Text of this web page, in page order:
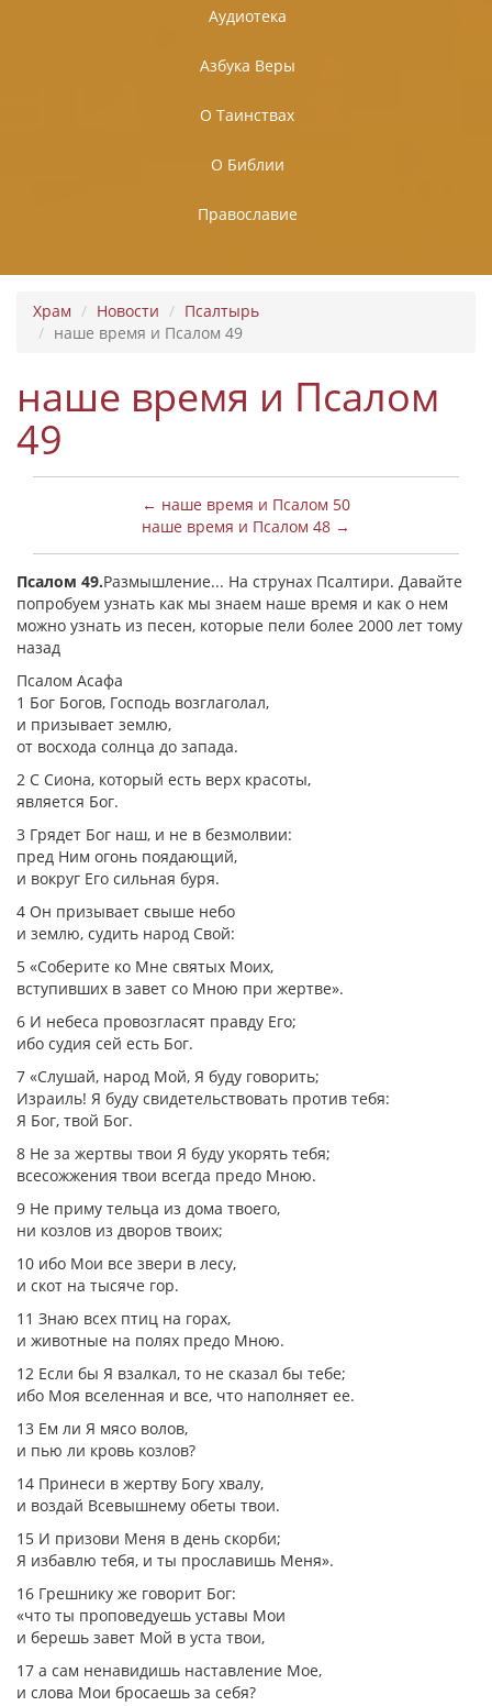
Аудиотека
Азбука Веры
О Таинствах
О Библии
Православие
Храм Новости
Псалтырь
наше время и Псалом 49
наше время и Псалом
49
← наше время и Псалом 50
наше время и Псалом 48 →
Псалом 49.Размышление... На струнах Псалтири. Давайте
попробуем узнать как мы знаем наше время и как о нем
можно узнать из песен, которые пели более 2000 лет тому
назад
Псалом Асафа
1 Бог Богов, Господь возглаголал,
и призывает землю,
от восхода солнца до запада.
2 С Сиона, который есть верх красоты,
является Бог.
3 Грядет Бог наш, и не в безмолвии:
пред Ним огонь поядающий,
и вокруг Его сильная буря.
4 Он призывает свыше небо
и землю, судить народ Свой:
5 «Соберите ко Мне святых Моих,
вступивших в завет со Мною при жертве».
6 И небеса провозгласят правду Его;
ибо судия сей есть Бог.
7 «Слушай, народ Мой, Я буду говорить;
Израиль! Я буду свидетельствовать против тебя:
Я Бог, твой Бог.
8 Не за жертвы твои Я буду укорять тебя;
всесожжения твои всегда предо Мною.
9 Не приму тельца из дома твоего,
ни козлов из дворов твоих;
10 ибо Мои все звери в лесу,
и скот на тысяче гор.
11 Знаю всех птиц на горах,
и животные на полях предо Мною.
12 Если бы Я взалкал, то не сказал бы тебе;
ибо Моя вселенная и все, что наполняет ее.
13 Ем ли Я мясо волов,
и пью ли кровь козлов?
14 Принеси в жертву Богу хвалу,
и воздай Всевышнему обеты твои.
15 И призови Меня в день скорби;
Я избавлю тебя, и ты прославишь Меня».
16 Грешнику же говорит Бог:
«что ты проповедуешь уставы Мои
и берешь завет Мой в уста твои,
17 а сам ненавидишь наставление Мое,
и слова Мои бросаешь за себя?